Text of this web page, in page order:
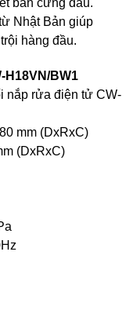
bẩn cứng đầu.
Nhật Bản giúp
hàng đầu.
H18VN/BW1
nắp rửa điện tử CW-
mm (DxRxC)
(DxRxC)